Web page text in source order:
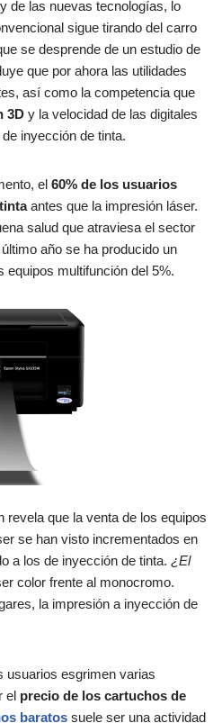
de las nuevas tecnologías, lo
sigue tirando del carro
se desprende de un estudio de
que por ahora las utilidades
así como la competencia que
3D y la velocidad de las digitales
inyección de tinta.
el 60% de los usuarios
antes que la impresión láser.
salud que atraviesa el sector
año se ha producido un
equipos multifunción del 5%.
revela que la venta de los equipos
se han visto incrementados en
a los de inyección de tinta. ¿El
color frente al monocromo.
la impresión a inyección de
usuarios esgrimen varias
el precio de los cartuchos de
baratos suele ser una actividad